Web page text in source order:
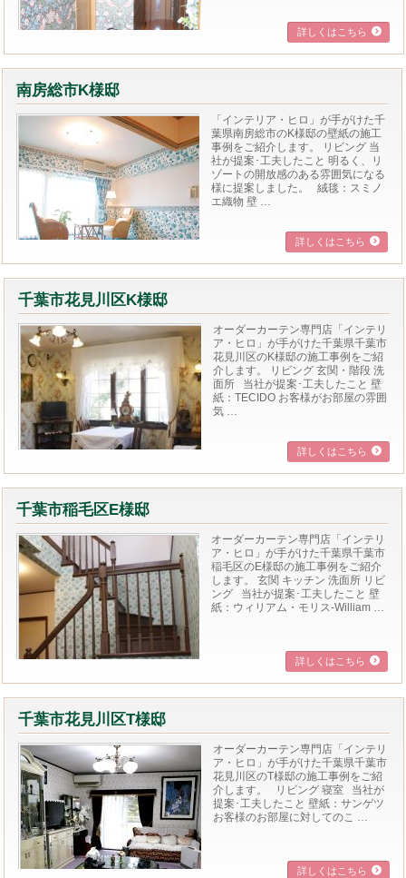
詳しくはこちら
南房総市K様邸
「インテリア・ヒロ」が手がけた千
葉県南房総市のK様邸の壁紙の施工
事例をご紹介します。 リビング 当
社が提案･工夫したこと 明るく、リ
ゾートの開放感のある雰囲気になる
様に提案しました。 絨毯：スミノ
エ織物 壁 …
詳しくはこちら
千葉市花見川区K様邸
オーダーカーテン専門店「インテリ
ア・ヒロ」が手がけた千葉県千葉市
花見川区のK様邸の施工事例をご紹
介します。 リビング 玄関・階段 洗
面所 当社が提案･工夫したこと 壁
紙：TECIDO お客様がお部屋の雰囲
気 …
詳しくはこちら
千葉市稲毛区E様邸
オーダーカーテン専門店「インテリ
ア・ヒロ」が手がけた千葉県千葉市
稲毛区のE様邸の施工事例をご紹介
します。 玄関 キッチン 洗面所 リビ
ング 当社が提案･工夫したこと 壁
紙：ウィリアム・モリス-William …
詳しくはこちら
千葉市花見川区T様邸
オーダーカーテン専門店「インテリ
ア・ヒロ」が手がけた千葉県千葉市
花見川区のT様邸の施工事例をご紹
介します。 リビング 寝室 当社が
提案･工夫したこと 壁紙：サンゲツ
お客様のお部屋に対してのこ …
詳しくはこちら